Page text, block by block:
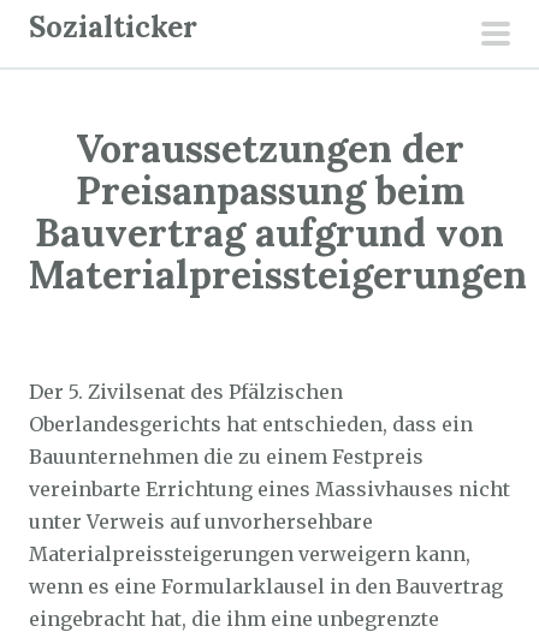
Sozialticker
Voraussetzungen der
Preisanpassung beim
Bauvertrag aufgrund von
Materialpreissteigerungen
Der 5. Zivilsenat des Pfälzischen
Oberlandesgerichts hat entschieden, dass ein
Bauunternehmen die zu einem Festpreis
vereinbarte Errichtung eines Massivhauses nicht
unter Verweis auf unvorhersehbare
Materialpreissteigerungen verweigern kann,
wenn es eine Formularklausel in den Bauvertrag
eingebracht hat, die ihm eine unbegrenzte